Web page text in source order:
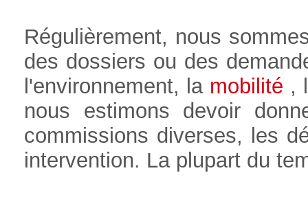
Régulièrement, nous
des dossiers ou des
l'environnement, la mobilité ,
nous estimons devoir
commissions diverses, les
intervention. La plupart du